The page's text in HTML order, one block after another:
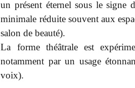
un présent éternel sous le signe
minimale réduite souvent aux
salon de beauté).
La forme théâtrale est
notamment par un usage
voix).